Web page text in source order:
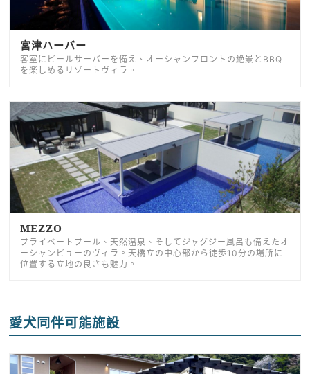
宮津ハーバー
客室にビールサーバーを備え、オーシャンフロントの絶景とBBQ
を楽しめるリゾートヴィラ。
MEZZO
プライベートプール、天然温泉、そしてジャグジー風呂も備えたオ
ーシャンビューのヴィラ。天橋立の中心部から徒歩10分の場所に
位置する立地の良さも魅力。
愛犬同伴可能施設